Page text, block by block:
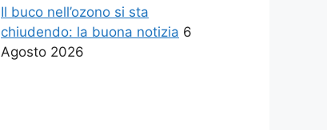
Il buco nell’ozono si sta
chiudendo: la buona notizia 6
Agosto 2026